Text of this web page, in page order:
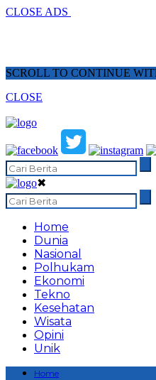
CLOSE ADS
SCROLL TO CONTINUE
CLOSE
✖
Home
Dunia
Nasional
Polhukam
Ekonomi
Tekno
Kesehatan
Wisata
Opini
Unik
Home